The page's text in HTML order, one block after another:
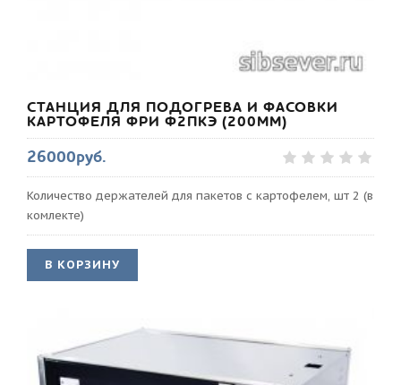
СТАНЦИЯ ДЛЯ ПОДОГРЕВА И ФАСОВКИ
КАРТОФЕЛЯ ФРИ Ф2ПКЭ (200ММ)
26000руб.
Количество держателей для пакетов с картофелем, шт 2 (в
комлекте)
В КОРЗИНУ